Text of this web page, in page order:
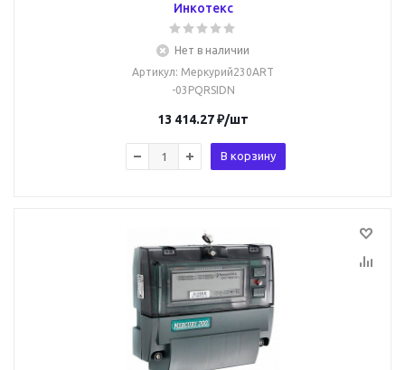
Инкотекс
Нет в наличии
Артикул: Меркурий230ART
-03PQRSIDN
13 414.27₽/шт
В корзину